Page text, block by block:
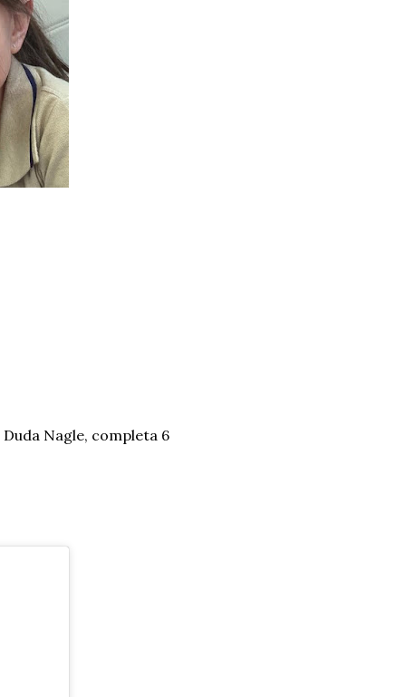
Nagle, completa 6